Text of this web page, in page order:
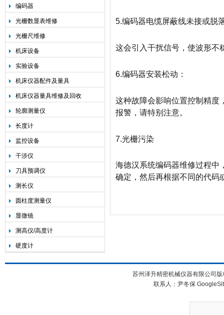
编码器
光栅数显表维修
光栅尺维修
机床设备
实验设备
机床仪器配件及量具
机床仪器量具维修及回收
轮廓测量仪
长度计
监控设备
干涉仪
刀具预调仪
测长仪
圆柱度测量仪
显微镜
测高仪/高度计
硬度计
5.编码器电缆屏蔽线未接或脱
这会引入干扰信号，使波形不
6.编码器安装松动：
这种故障会影响位置控制精度
报警，请特别注意。
7.光栅污染
海德汉系统编码器维修过程中
确定，然后再根据不同的代码
苏州泽升精密机械仪器有限公司
联系人：尹冬保